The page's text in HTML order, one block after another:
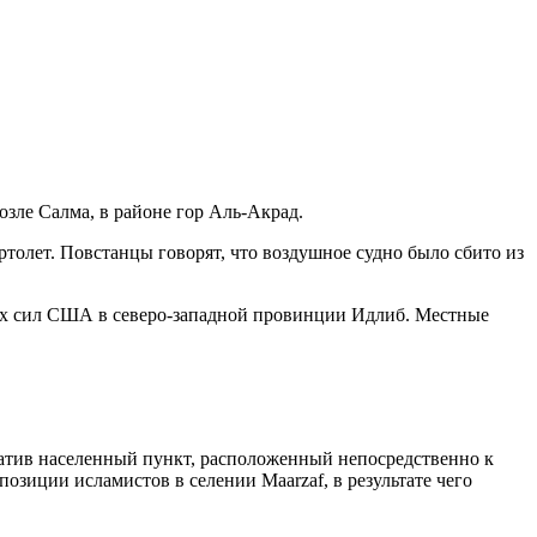
Салма, в районе гор Аль-Акрад.
Повстанцы говорят, что воздушное судно было сбито из
сил США в северо-западной провинции Идлиб. Местные
населенный пункт, расположенный непосредственно к
исламистов в селении Maarzaf, в результате чего